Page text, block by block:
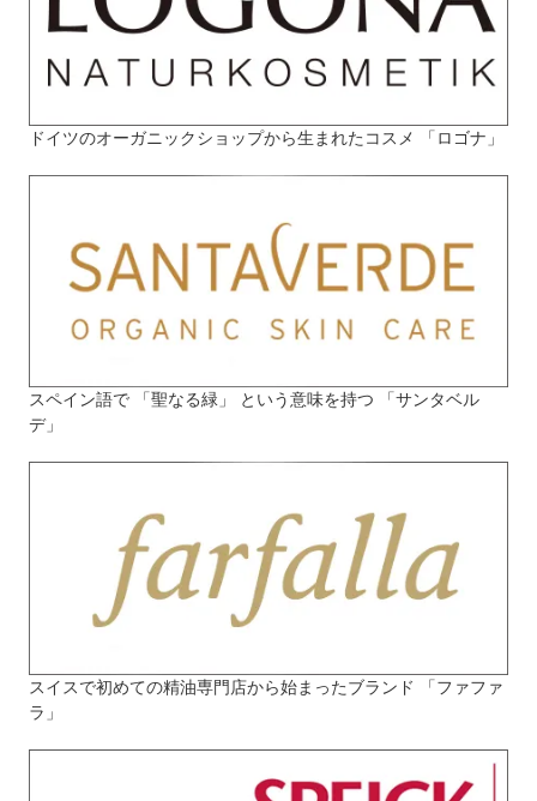
ドイツのオーガニックショップから生まれたコスメ 「ロゴナ」
スペイン語で 「聖なる緑」 という意味を持つ 「サンタベル
デ」
スイスで初めての精油専門店から始まったブランド 「ファファ
ラ」